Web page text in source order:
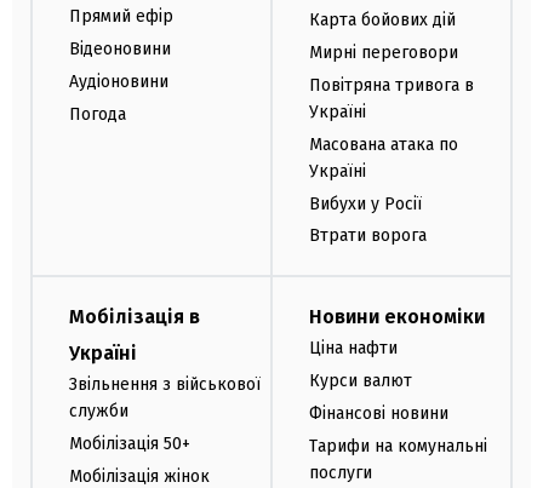
Прямий ефір
Відеоновини
Аудіоновини
Погода
Карта бойових дій
Мирні переговори
Повітряна тривога в
Україні
Масована атака по
Україні
Вибухи у Росії
Втрати ворога
Мобілізація в
Україні
Звільнення з військової
служби
Мобілізація 50+
Мобілізація жінок
Новини економіки
Ціна нафти
Курси валют
Фінансові новини
Тарифи на комунальні
послуги